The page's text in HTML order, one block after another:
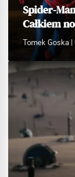
Spider-
Całkiem
Tomek Goska|